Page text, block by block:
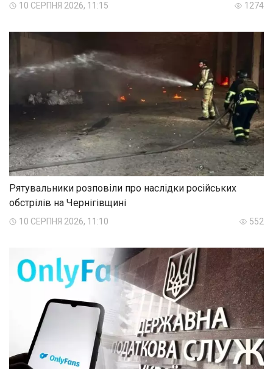
10 СЕРПНЯ 2026, 11:15 1274
Рятувальники розповіли про наслідки російських
обстрілів на Чернігівщині
10 СЕРПНЯ 2026, 11:10 552